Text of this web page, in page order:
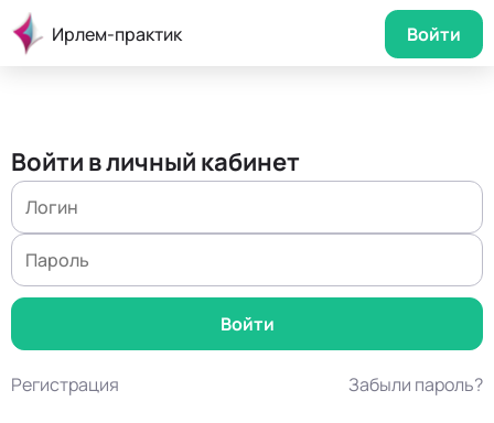
Ирлем-практик Войти
Войти в личный кабинет
Регистрация Забыли пароль?